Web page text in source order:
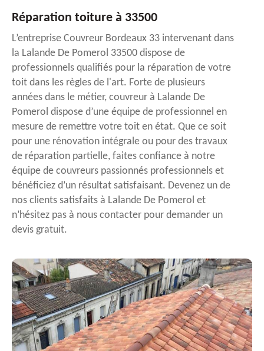
Réparation toiture à 33500
L’entreprise Couvreur Bordeaux 33 intervenant dans
la Lalande De Pomerol 33500 dispose de
professionnels qualifiés pour la réparation de votre
toit dans les règles de l'art. Forte de plusieurs
années dans le métier, couvreur à Lalande De
Pomerol dispose d’une équipe de professionnel en
mesure de remettre votre toit en état. Que ce soit
pour une rénovation intégrale ou pour des travaux
de réparation partielle, faites confiance à notre
équipe de couvreurs passionnés professionnels et
bénéficiez d’un résultat satisfaisant. Devenez un de
nos clients satisfaits à Lalande De Pomerol et
n’hésitez pas à nous contacter pour demander un
devis gratuit.